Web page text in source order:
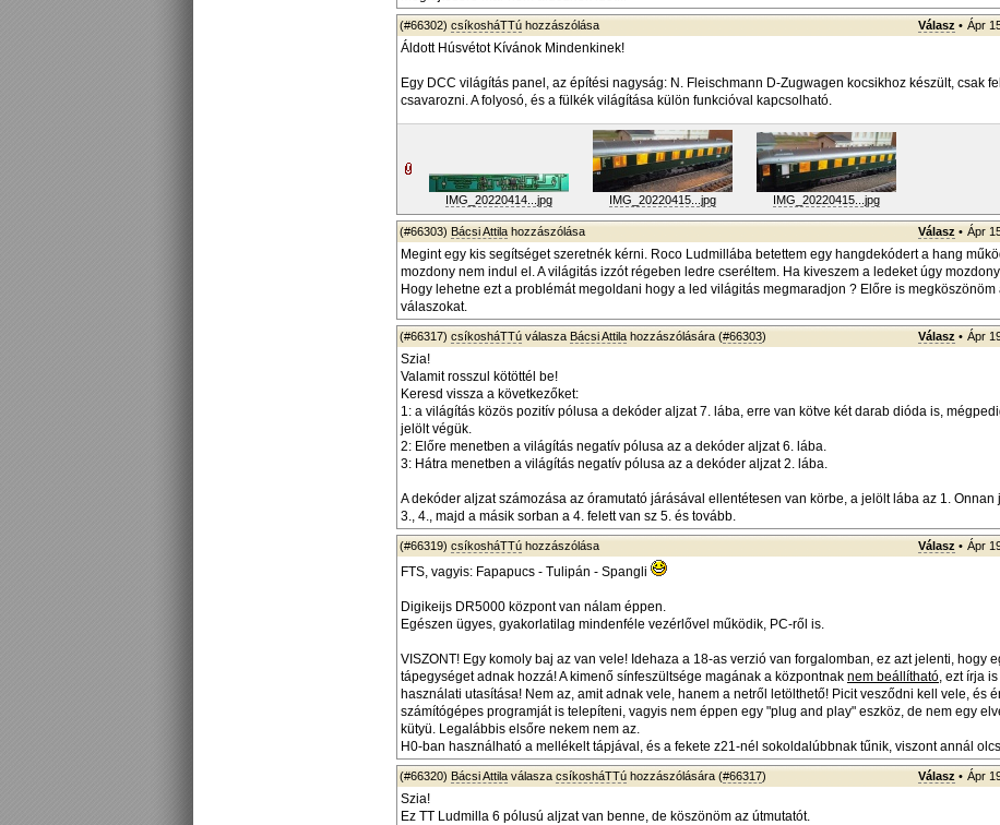
(#66302) csíkosháTTú hozzászólása Válasz • Ápr
Áldott Húsvétot Kívánok Mindenkinek!
Egy DCC világítás panel, az építési nagyság: N. Fleischmann D-Zugwagen kocsikhoz készült, csak fel
csavarozni. A folyosó, és a fülkék világítása külön funkcióval kapcsolható.
IMG_20220414...jpg IMG_20220415...jpg IMG_20220415...jpg
(#66303) Bácsi Attila hozzászólása Válasz • Ápr
Megint egy kis segítséget szeretnék kérni. Roco Ludmillába betettem egy hangdekódert a hang
mozdony nem indul el. A világitás izzót régeben ledre cseréltem. Ha kiveszem a ledeket úgy
Hogy lehetne ezt a problémát megoldani hogy a led világitás megmaradjon ? Előre is megköszönöm
válaszokat.
(#66317) csíkosháTTú válasza Bácsi Attila hozzászólására (#66303) Válasz • Ápr
Szia!
Valamit rosszul kötöttél be!
Keresd vissza a következőket:
1: a világítás közös pozitív pólusa a dekóder aljzat 7. lába, erre van kötve két darab dióda is,
jelölt végük.
2: Előre menetben a világítás negatív pólusa az a dekóder aljzat 6. lába.
3: Hátra menetben a világítás negatív pólusa az a dekóder aljzat 2. lába.
A dekóder aljzat számozása az óramutató járásával ellentétesen van körbe, a jelölt lába az 1. Onnan
3., 4., majd a másik sorban a 4. felett van sz 5. és tovább.
(#66319) csíkosháTTú hozzászólása Válasz • Ápr
FTS, vagyis: Fapapucs - Tulipán - Spangli
Digikeijs DR5000 központ van nálam éppen.
Egészen ügyes, gyakorlatilag mindenféle vezérlővel működik, PC-ről is.
VISZONT! Egy komoly baj az van vele! Idehaza a 18-as verzió van forgalomban, ez azt jelenti, hogy
tápegységet adnak hozzá! A kimenő sínfeszültsége magának a központnak nem beállítható, ezt írja
használati utasítása! Nem az, amit adnak vele, hanem a netről letölthető! Picit vesződni kell vele, és
számítógépes programját is telepíteni, vagyis nem éppen egy "plug and play" eszköz, de nem egy
kütyü. Legalábbis elsőre nekem nem az.
H0-ban használható a mellékelt tápjával, és a fekete z21-nél sokoldalúbbnak tűnik, viszont annál
(#66320) Bácsi Attila válasza csíkosháTTú hozzászólására (#66317) Válasz • Ápr
Szia!
Ez TT Ludmilla 6 pólusú aljzat van benne, de köszönöm az útmutatót.